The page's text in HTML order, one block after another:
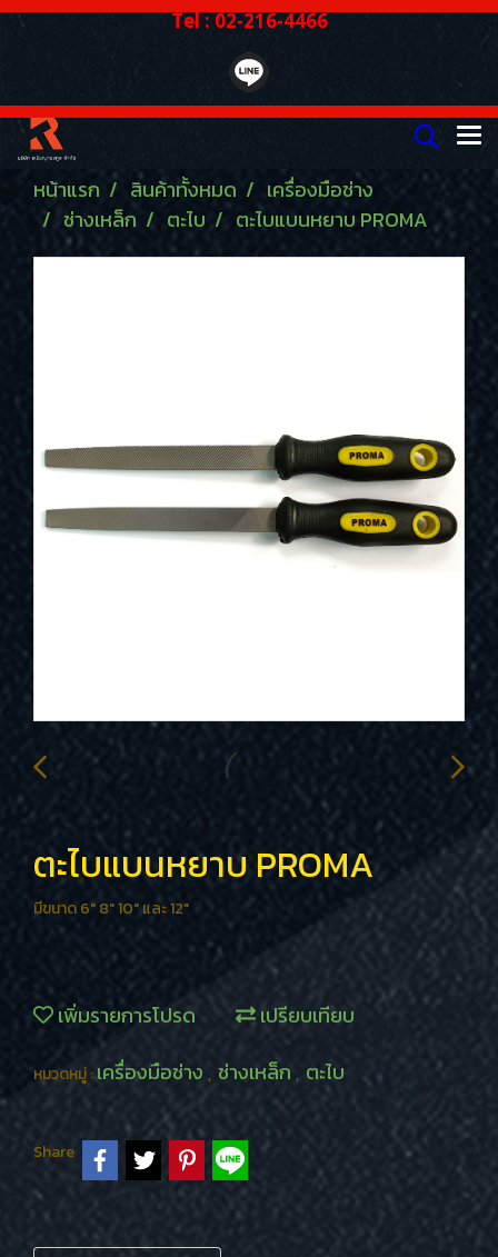
Tel : 02-216-4466
หน้าแรก สินค้าทั้งหมด
เครื่องมือช่าง
ช่างเหล็ก
ตะไบ ตะไบแบนหยาบ PROMA
ตะไบแบนหยาบ PROMA
มีขนาด 6" 8" 10" และ 12"
เพิ่มรายการโปรด เปรียบเทียบ
หมวดหมู่ :เครื่องมือช่าง , ช่างเหล็ก , ตะไบ
Share